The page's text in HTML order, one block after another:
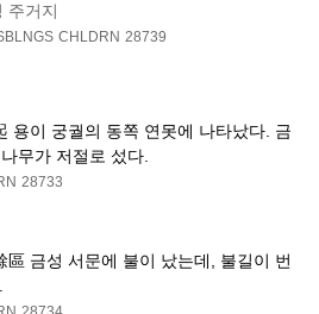
주거지
CHLDRN 28739
용이 궁궐의 동쪽 연못에 나타났다. 금
무가 저절로 섰다.
28733
금성 서문에 불이 났는데, 불길이 번